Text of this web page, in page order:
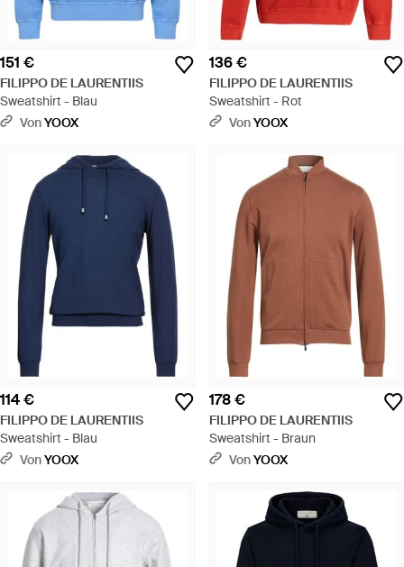
151 €
FILIPPO DE LAURENTIIS
Sweatshirt - Blau
VonYOOX
136 €
FILIPPO DE LAURENTIIS
Sweatshirt - Rot
VonYOOX
114 €
FILIPPO DE LAURENTIIS
Sweatshirt - Blau
VonYOOX
178 €
FILIPPO DE LAURENTIIS
Sweatshirt - Braun
VonYOOX